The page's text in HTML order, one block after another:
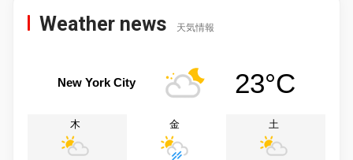
Weather news 天気情報
New York City 23°C
木 金 土